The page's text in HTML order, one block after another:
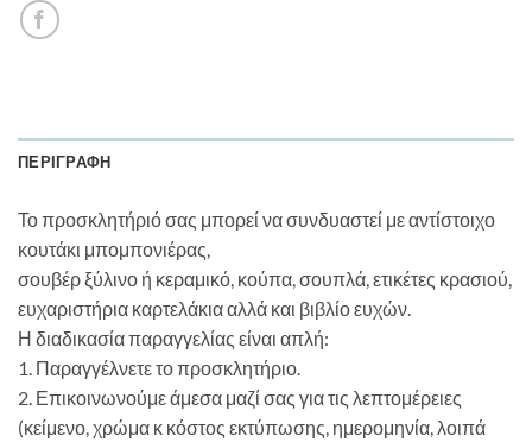
ΠΕΡΙΓΡΑΦΉ
Το προσκλητήριό σας μπορεί να συνδυαστεί με αντίστοιχο
κουτάκι μπομπονιέρας,
σουβέρ ξύλινο ή κεραμικό, κούπα, σουπλά, ετικέτες κρασιού,
ευχαριστήρια καρτελάκια αλλά και βιβλίο ευχών.
Η διαδικασία παραγγελίας είναι απλή:
1. Παραγγέλνετε το προσκλητήριο.
2. Επικοινωνούμε άμεσα μαζί σας για τις λεπτομέρειες
(κείμενο, χρώμα κ κόστος εκτύπωσης, ημερομηνία, λοιπά